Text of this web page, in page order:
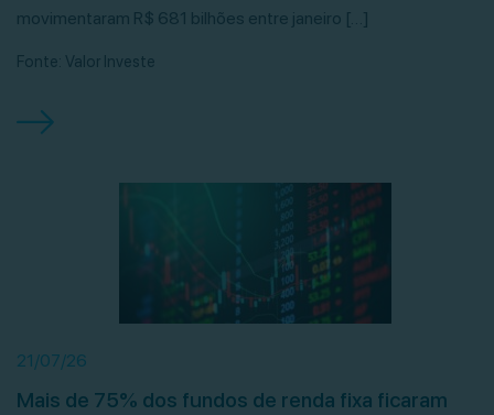
movimentaram R$ 681 bilhões entre janeiro […]
Fonte: Valor Investe
21/07/26
Mais de 75% dos fundos de renda fixa ficaram